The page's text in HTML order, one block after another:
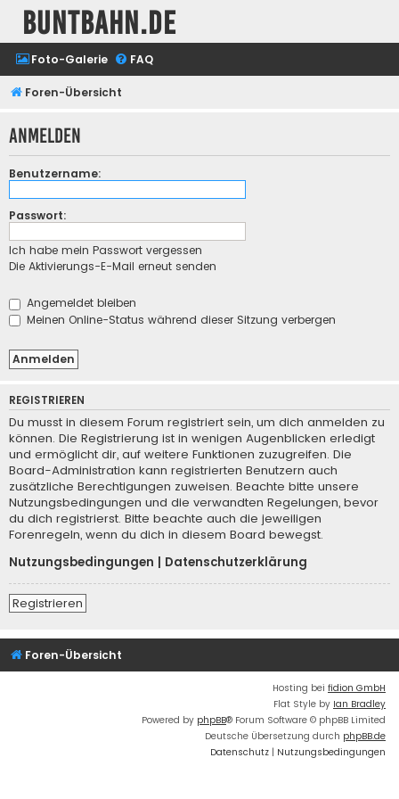
buntbahn.de
Foto-Galerie FAQ
Foren-Übersicht
Anmelden
Benutzername:
Passwort:
Ich habe mein Passwort vergessen
Die Aktivierungs-E-Mail erneut senden
Angemeldet bleiben
Meinen Online-Status während dieser Sitzung verbergen
REGISTRIEREN
Du musst in diesem Forum registriert sein, um dich anmelden zu
können. Die Registrierung ist in wenigen Augenblicken erledigt
und ermöglicht dir, auf weitere Funktionen zuzugreifen. Die
Board-Administration kann registrierten Benutzern auch
zusätzliche Berechtigungen zuweisen. Beachte bitte unsere
Nutzungsbedingungen und die verwandten Regelungen, bevor
du dich registrierst. Bitte beachte auch die jeweiligen
Forenregeln, wenn du dich in diesem Board bewegst.
Nutzungsbedingungen
Datenschutzerklärung
Registrieren
Foren-Übersicht
Hosting bei fidion GmbH
Flat Style by Ian Bradley
Powered by phpBB® Forum Software © phpBB Limited
Deutsche Übersetzung durch phpBB.de
Datenschutz | Nutzungsbedingungen